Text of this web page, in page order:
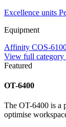
Excellence units
Equipment
Affinity COS-
View full
Featured
OT-6400
The OT-6400 is a
optimise